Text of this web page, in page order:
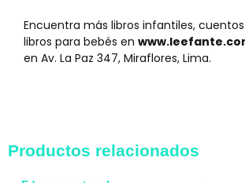
Encuentra más libros infantiles,
libros para bebés en
en Av. La Paz 347, Miraflores, Lima.
Productos relacionados